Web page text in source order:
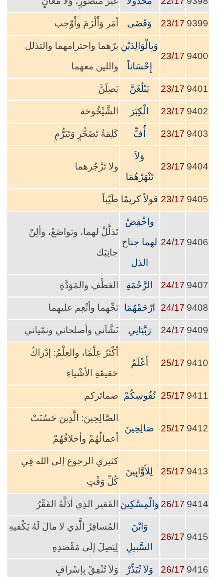
9399
23/17 وَقَضَى أمَر وَأَلْزَمَ وأَوْجب
9400
23/17
وَبِالْوَالِدَيْنِ
إِحْسَاناً
برّهما واحترامهما والتذلل
واللين معهما
9401
23/17 يَبْلُغَنَّ يَصِلَنَّ
9402
23/17 الْكِبَرَ الشَّيْخُوخة
9403
23/17 أُفٍّ كَلِمَةُ تَضَجُّرٍ وَتَبَرُّمٍ
9404
23/17
وَلاَ
تَنْهَرْهُمَا
ولا تَزْجُرهما
9405
23/17 قولاً كريمًا طَيّباً
9406
24/17
واخْفِضْ
لهما جناح
الذل
تَذلَّلْ لهما، وتواضَعْ، وألِنْ
جانِبَك
9407
24/17 الرَّحْمَةِ العَطْفِ والمَوَدَّةِ
9408
24/17 ارْحَمْهُمَا نَجِّهِما وأنْعِم عليهِما
9409
24/17 رَبَّيَانِي نَشَّآني وأصلحاني ونمّياني
9410
25/17 أَعْلَمُ
أكْثَرُ عِلْمًا، والعِلْمُ: إدْراكُ
حَقيقَةِ الأشْياءِ
9411
25/17 نُفُوسِكُمْ ضمائركم
9412
25/17 صَالِحِينَ
الصَّالِحِينَ: الَّذِينَ حَسُنَتْ
أعمالُهُمْ وأخلاقُهُمْ
9413
25/17 لِلأَوَّابِينَ
كثيري الرجوع إلى الله فِي
كُلِّ وَقْتٍ
9414
26/17 وَالْمِسْكِينَ الفَقير الذِي أذَلَّهُ الفَقْرُ
9415
26/17
وَابْنَ
السَّبيلِ
المُسافِرُ الَّذِي لا مالَ لَهُ يَكْفيهِ
لِيَصِلَ إلَى مَقْصَدِهِ
9416
26/17 وَلاَ تُبَذِّرْ وَلاَ تُنْفِقْ بِإسْرافٍ